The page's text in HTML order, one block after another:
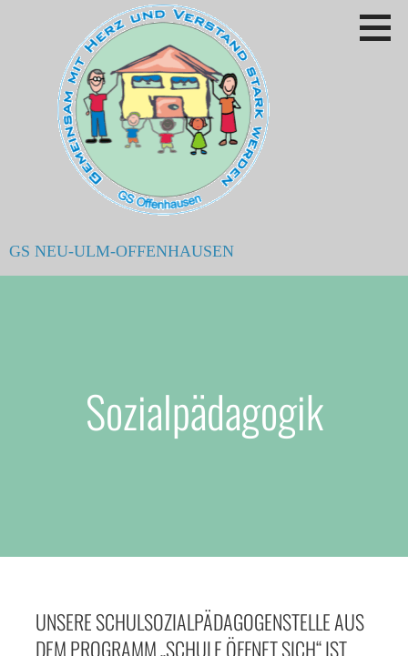
GS NEU-ULM-OFFENHAUSEN
Sozialpädagogik
UNSERE SCHULSOZIALPÄDAGOGENSTELLE AUS
DEM PROGRAMM „SCHULE ÖFFNET SICH“ IST